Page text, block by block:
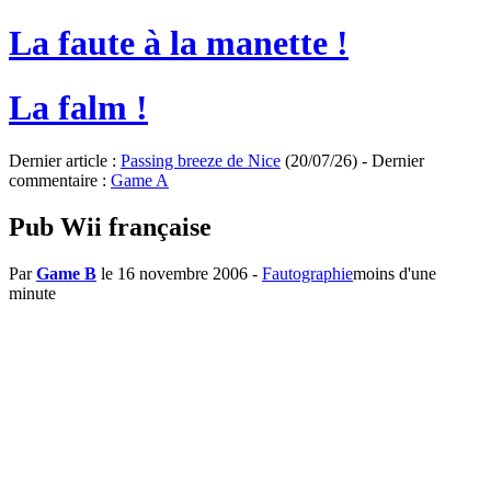
La faute à la manette !
La falm !
Dernier article : Passing breeze de Nice (20/07/26) - Dernier
commentaire : Game A
Pub Wii française
ParGame B le 16 novembre 2006 - Fautographiemoins d'une
minute